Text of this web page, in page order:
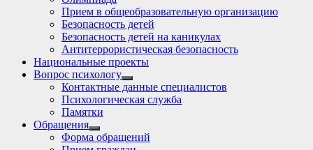
Прием в общеобразовательную организацию
Безопасность детей
Безопасность детей на каникулах
Антитеррористическая безопасность
Национальные проекты
Вопрос психологу
Show
sub
menu
Контактные данные специалистов
Психологическая служба
Памятки
Обращения
Show
sub
Форма обращений